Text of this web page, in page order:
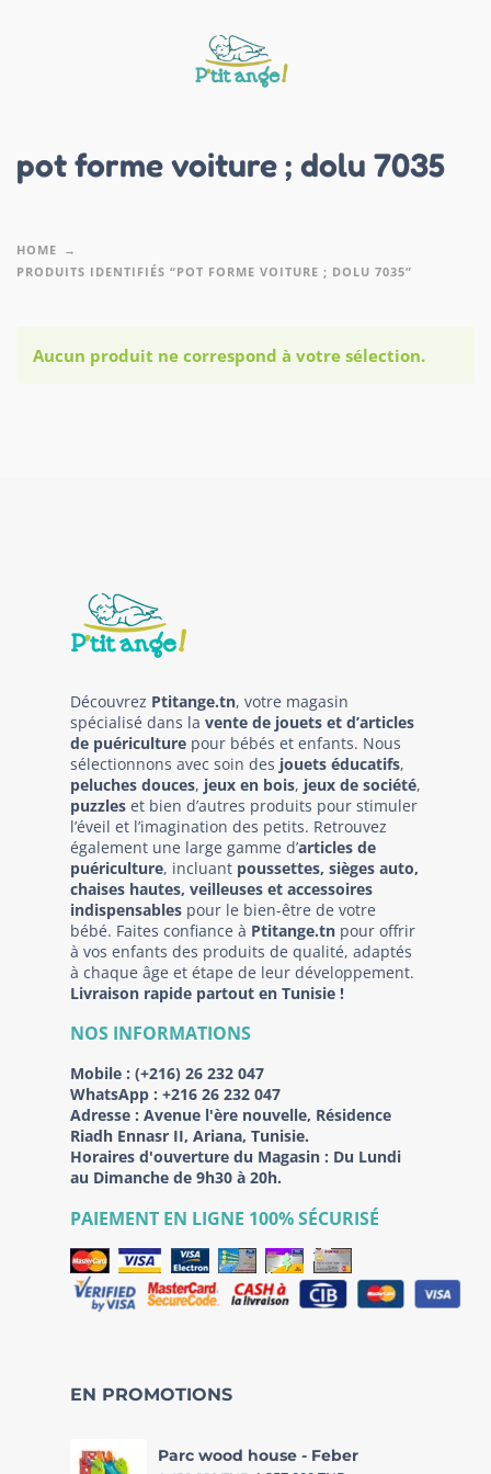
pot forme voiture ; dolu 7035
HOME
PRODUITS IDENTIFIÉS “POT FORME VOITURE ; DOLU 7035”
Aucun produit ne correspond à votre sélection.
Découvrez Ptitange.tn, votre magasin
spécialisé dans la vente de jouets et d’articles
de puériculture pour bébés et enfants. Nous
sélectionnons avec soin des jouets éducatifs,
peluches douces, jeux en bois, jeux de société,
puzzles et bien d’autres produits pour stimuler
l’éveil et l’imagination des petits. Retrouvez
également une large gamme d’articles de
puériculture, incluant poussettes, sièges auto,
chaises hautes, veilleuses et accessoires
indispensables pour le bien-être de votre
bébé. Faites confiance à Ptitange.tn pour offrir
à vos enfants des produits de qualité, adaptés
à chaque âge et étape de leur développement.
Livraison rapide partout en Tunisie !
NOS INFORMATIONS
Mobile : (+216) 26 232 047
WhatsApp : +216 26 232 047
Adresse : Avenue l'ère nouvelle, Résidence
Riadh Ennasr II, Ariana, Tunisie.
Horaires d'ouverture du Magasin : Du Lundi
au Dimanche de 9h30 à 20h.
PAIEMENT EN LIGNE 100% SÉCURISÉ
EN PROMOTIONS
Parc wood house - Feber